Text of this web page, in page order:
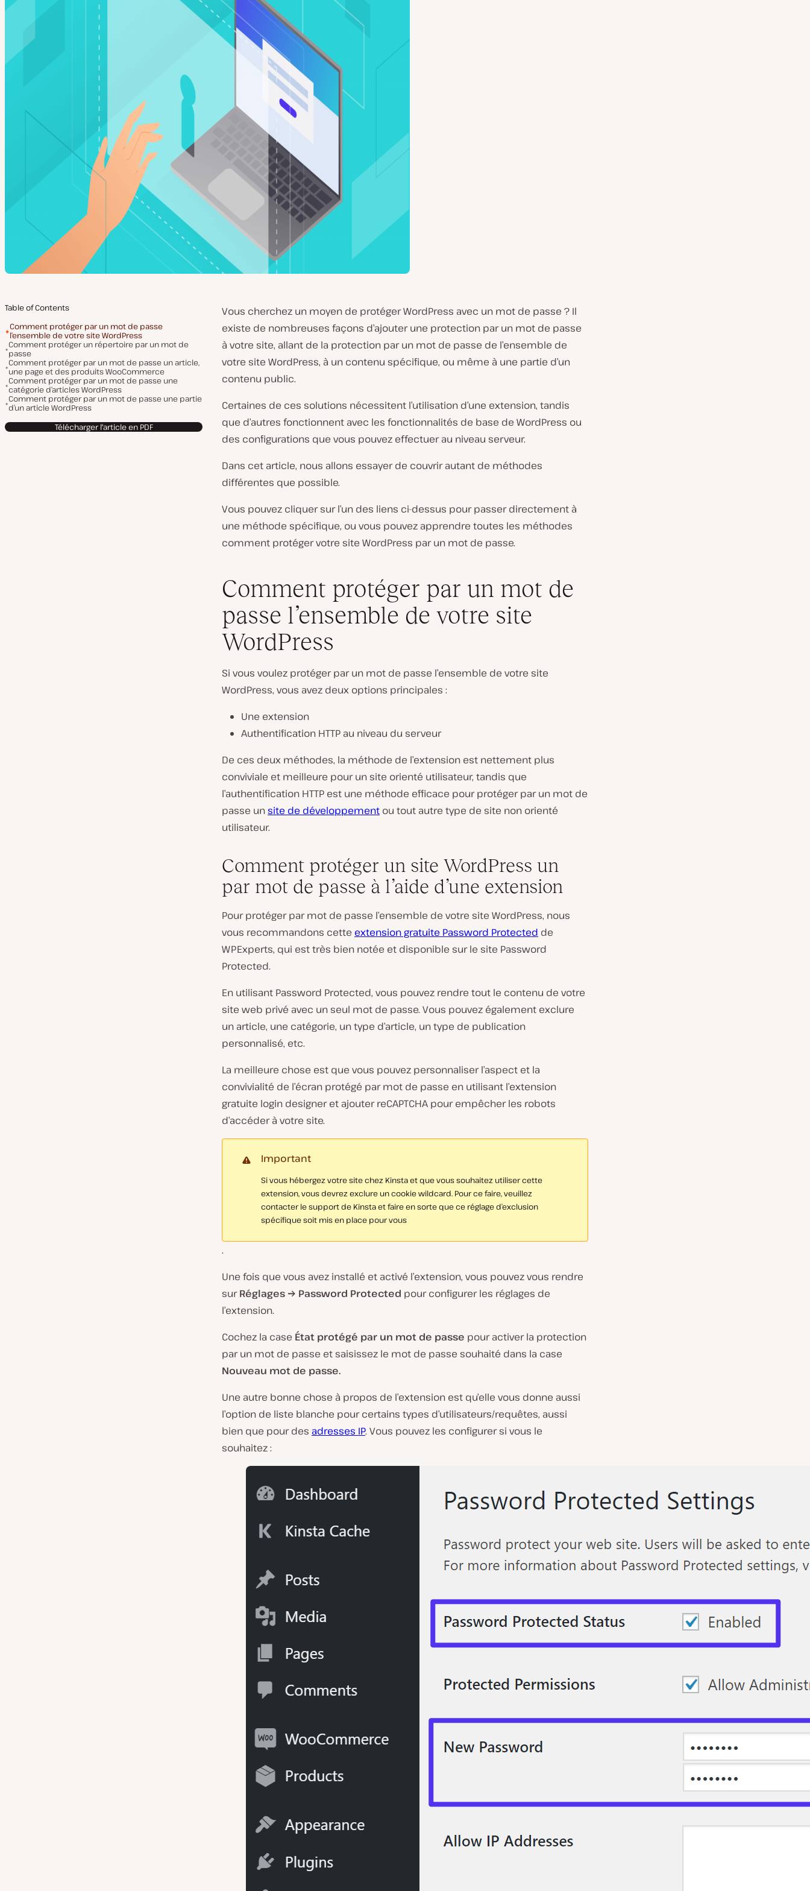
Table of Contents
Comment protéger par un mot de passe
l’ensemble de votre site WordPress
Comment protéger un répertoire par un mot de
passe
Comment protéger par un mot de passe un article,
une page et des produits WooCommerce
Comment protéger par un mot de passe une
catégorie d’articles WordPress
Comment protéger par un mot de passe une partie
d’un article WordPress
Télécharger l'article en PDF
Vous cherchez un moyen de protéger WordPress avec un mot de passe ? Il
existe de nombreuses façons d’ajouter une protection par un mot de passe
à votre site, allant de la protection par un mot de passe de l’ensemble de
votre site WordPress, à un contenu spécifique, ou même à une partie d’un
contenu public.
Certaines de ces solutions nécessitent l’utilisation d’une extension, tandis
que d’autres fonctionnent avec les fonctionnalités de base de WordPress ou
des configurations que vous pouvez effectuer au niveau serveur.
Dans cet article, nous allons essayer de couvrir autant de méthodes
différentes que possible.
Vous pouvez cliquer sur l’un des liens ci-dessus pour passer directement à
une méthode spécifique, ou vous pouvez apprendre toutes les méthodes
comment protéger votre site WordPress par un mot de passe.
Comment protéger par un mot de
passe l’ensemble de votre site
WordPress
Si vous voulez protéger par un mot de passe l’ensemble de votre site
WordPress, vous avez deux options principales :
Une extension
Authentification HTTP au niveau du serveur
De ces deux méthodes, la méthode de l’extension est nettement plus
conviviale et meilleure pour un site orienté utilisateur, tandis que
l’authentification HTTP est une méthode efficace pour protéger par un mot de
passe unsite de développement ou tout autre type de site non orienté
utilisateur.
Comment protéger un site WordPress un
par mot de passe à l’aide d’une extension
Pour protéger par mot de passe l’ensemble de votre site WordPress, nous
vous recommandons cette extension gratuite Password Protected de
WPExperts, qui est très bien notée et disponible sur le site Password
Protected.
En utilisant Password Protected, vous pouvez rendre tout le contenu de votre
site web privé avec un seul mot de passe. Vous pouvez également exclure
un article, une catégorie, un type d’article, un type de publication
personnalisé, etc.
La meilleure chose est que vous pouvez personnaliser l’aspect et la
convivialité de l’écran protégé par mot de passe en utilisant l’extension
gratuite login designer et ajouter reCAPTCHA pour empêcher les robots
d’accéder à votre site.
Important
Si vous hébergez votre site chez Kinsta et que vous souhaitez utiliser cette
extension, vous devrez exclure un cookie wildcard. Pour ce faire, veuillez
contacter le support de Kinsta et faire en sorte que ce réglage d’exclusion
spécifique soit mis en place pour vous
.
Une fois que vous avez installé et activé l’extension, vous pouvez vous rendre
surRéglages → Password Protected pour configurer les réglages de
l’extension.
Cochez la case État protégé par un mot de passe pour activer la protection
par un mot de passe et saisissez le mot de passe souhaité dans la case
Nouveau mot de passe.
Une autre bonne chose à propos de l’extension est qu’elle vous donne aussi
l’option de liste blanche pour certains types d’utilisateurs/requêtes, aussi
bien que pour des adresses IP. Vous pouvez les configurer si vous le
souhaitez :